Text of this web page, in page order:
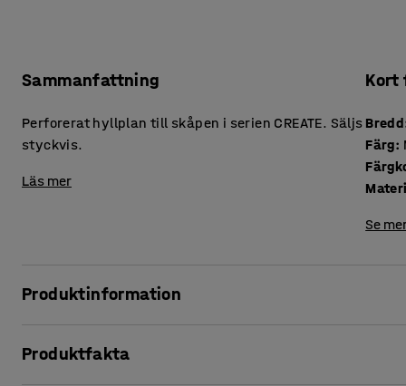
Sammanfattning
Perforerat hyllplan till skåpen i serien CREATE. Säljs
styckvis.
Läs mer
Kort
Bredd
Färg:
Se
Produktinformation
är flexibla och går att placera på valfri höjd. Det gör det
Produktfakta